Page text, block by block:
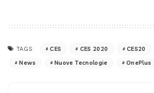
TAGS: CES CES 2020 CES20
News
Nuove Tecnologie OnePlus